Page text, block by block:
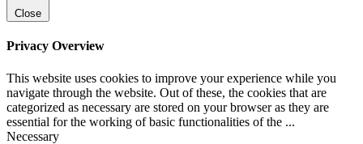
Close
Privacy Overview
This website uses cookies to improve your experience while you
navigate through the website. Out of these, the cookies that are
categorized as necessary are stored on your browser as they are
essential for the working of basic functionalities of the ...
Necessary